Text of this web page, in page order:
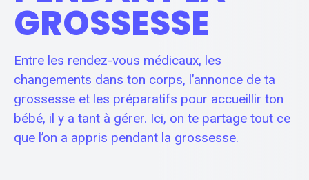
GROSSESSE
Entre les rendez-vous médicaux, les
changements dans ton corps, l’annonce de ta
grossesse et les préparatifs pour accueillir ton
bébé, il y a tant à gérer. Ici, on te partage tout ce
que l’on a appris pendant la grossesse.